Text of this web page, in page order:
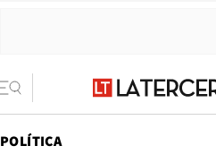
POLÍTICA